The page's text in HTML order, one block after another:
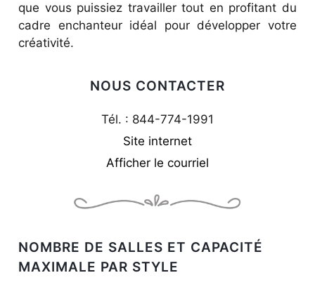
que vous puissiez travailler tout en profitant du
cadre enchanteur idéal pour développer votre
créativité.
NOUS CONTACTER
Tél. : 844-774-1991
Site internet
Afficher le courriel
NOMBRE DE SALLES ET CAPACITÉ
MAXIMALE PAR STYLE